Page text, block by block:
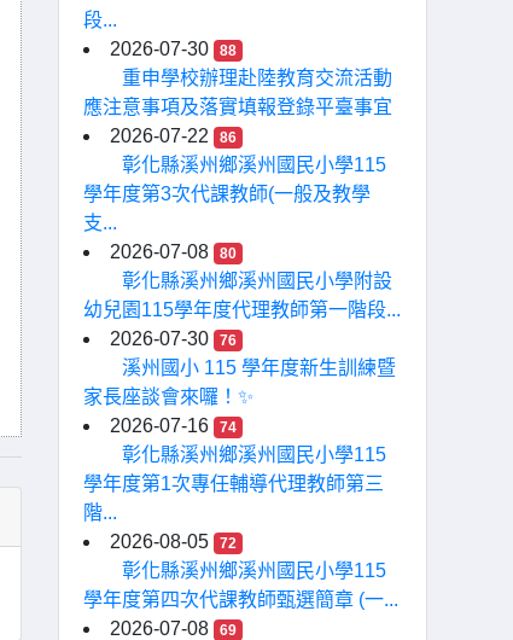
段...
2026-07-30
88
重申學校辦理赴陸教育交流活動
應注意事項及落實填報登錄平臺事宜
2026-07-22
86
彰化縣溪州鄉溪州國民小學115
學年度第3次代課教師(一般及教學
支...
2026-07-08
80
彰化縣溪州鄉溪州國民小學附設
幼兒園115學年度代理教師第一階段...
2026-07-30
76
溪州國小 115 學年度新生訓練暨
家長座談會來囉！✨
2026-07-16
74
彰化縣溪州鄉溪州國民小學115
學年度第1次專任輔導代理教師第三
階...
2026-08-05
72
彰化縣溪州鄉溪州國民小學115
學年度第四次代課教師甄選簡章 (一...
2026-07-08
69